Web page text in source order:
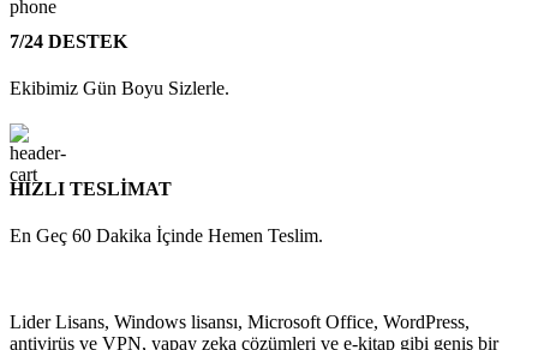
7/24 DESTEK
Ekibimiz Gün Boyu Sizlerle.
HIZLI TESLİMAT
En Geç 60 Dakika İçinde Hemen Teslim.
Lider Lisans, Windows lisansı, Microsoft Office, WordPress,
antivirüs ve VPN, yapay zeka çözümleri ve e-kitap gibi geniş bir